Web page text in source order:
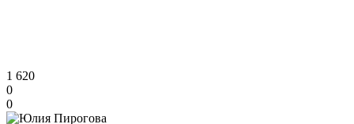
1 620
0
0